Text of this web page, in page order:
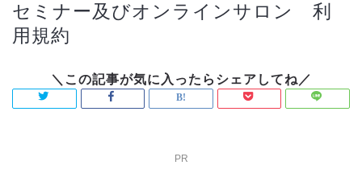
セミナー及びオンラインサロン 利
用規約
PR